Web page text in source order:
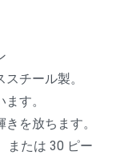
チール製。
す。
を放ちます。
または 30 ピー